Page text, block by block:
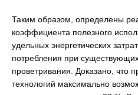
Таким образом, определены
коэффициента полезного
удельных энергетических
потребления при
проветривания. Доказано, что
технологий максимально